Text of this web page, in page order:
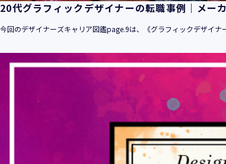
20代グラフィックデザイナーの転職事例｜メー
今回のデザイナーズキャリア図鑑page.9は、《グラフィックデザイ